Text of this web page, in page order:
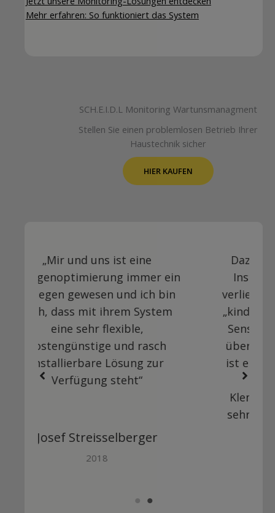
Mehr erfahren: So funktioniert das System
SCH.E.I.D.L Monitoring Wartunsmanagment
Stellen Sie einen problemlosen Betrieb Ihrer
Haustechnik sicher
HIER KAUFEN
Dazu muß ich sagen, dass die
Installation sehr problemlos
verlief. Hardwaremäßig war alles
„kinderleicht“ zu installieren. Die
Sensoren mit den Patchkabeln
über die Y-Adapter anschließen
ist eine super Sache, alles ohne
löten und ohne
hat.